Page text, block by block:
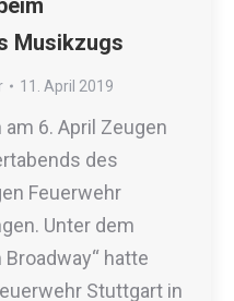
Musikzugs
11. April 2019
6. April Zeugen
des
Feuerwehr
Unter dem
Broadway“ hatte
Stuttgart in